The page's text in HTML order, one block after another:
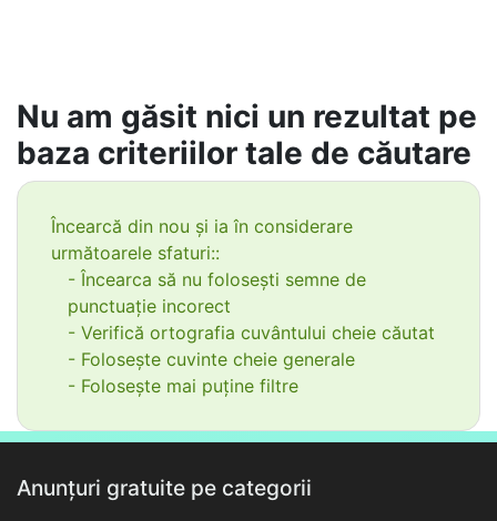
Nu am găsit nici un rezultat pe
baza criteriilor tale de căutare
Încearcă din nou și ia în considerare
următoarele sfaturi::
- Încearca să nu folosești semne de
punctuație incorect
- Verifică ortografia cuvântului cheie căutat
- Folosește cuvinte cheie generale
- Folosește mai puține filtre
Anunțuri gratuite pe categorii